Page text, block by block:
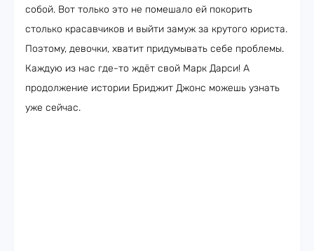
собой. Вот только это не помешало ей покорить
столько красавчиков и выйти замуж за крутого юриста.
Поэтому, девочки, хватит придумывать себе проблемы.
Каждую из нас где-то ждёт свой Марк Дарси! А
продолжение истории Бриджит Джонс можешь узнать
уже сейчас.